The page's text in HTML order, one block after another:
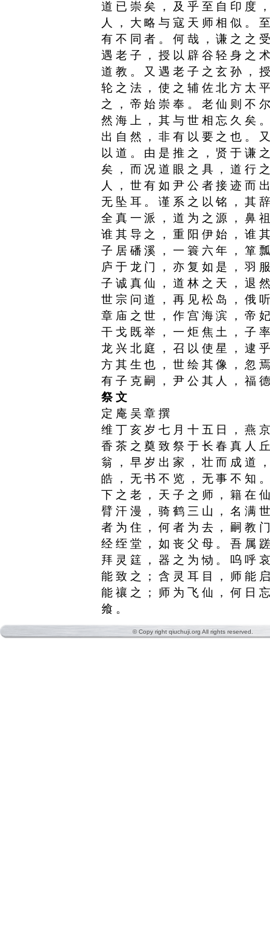
道已崇矣，及乎至自印度
人，大略与寇天师相似。
有不同者。何哉，谦之之
遇老子，授以辟谷轻身之
道教。又遇老子之玄孙，
轮之法，使之辅佐北方太
之，帝始崇奉。老仙则不
然海上，其与世相忘久矣
出自然，非有以要之也。
以道。由是推之，贤于谦
矣，而况道眼之具，道行
人，世有如尹公者接迹而
无坠耳。谨系之以铭，其
全真一派，道为之源，鼻
谁其导之，重阳伊始，谁
子居磻溪，一簑六年，箪
庐于龙门，亦复如是，羽
子诚真仙，道林之天，退
世宗问道，再见松岛，俄
章庙之世，作宫海滨，帝
干戈既举，一炬焦土，子
龙兴北庭，召以使星，逮
方其生也，世绘其像，忽
有子克嗣，尹公其人，福
祭文
定庵吴章撰
维丁亥岁七月十五日，燕
香茶之奠致祭于长春真人
翁，早岁出家，壮而成道
皓，无书不览，无事不知
下之老，天子之师，籍在
臂汗漫，骑鹤三山，名满
者为住，何者为去，嗣教
经绖堂，如丧父母。吾属
拜灵筳，器之为恸。呜呼
能致之；含灵耳目，师能
能禳之；师为飞仙，何日
飨。
© Copy right qiuchuji.org All rights reserved.